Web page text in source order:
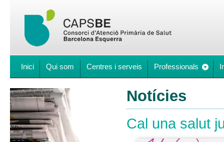
Inici Qui som Centres i serveis Professionals
Notícies
Cal una salut